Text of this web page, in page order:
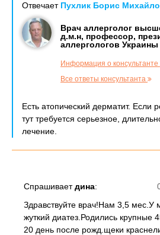
Отвечает Пухлик Борис
Врач аллерголог
д.м.н, профессор,
аллергологов Украины
Информация о консультанте
Все ответы консультанта
Есть атопический дерматит. Если
тут требуется серьезное,
лечение.
Спрашиваетдина:
Здравствуйте врач!Нам 3,5 мес.У
жуткий диатез.Родились крупные
20 день после рожд.щеки